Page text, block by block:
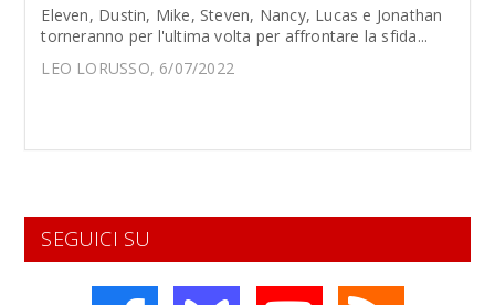
Eleven, Dustin, Mike, Steven, Nancy, Lucas e Jonathan
torneranno per l'ultima volta per affrontare la sfida...
LEO LORUSSO, 6/07/2022
SEGUICI SU